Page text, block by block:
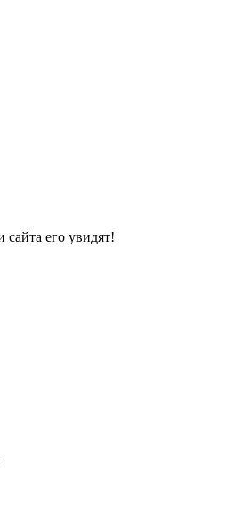
сайта его увидят!